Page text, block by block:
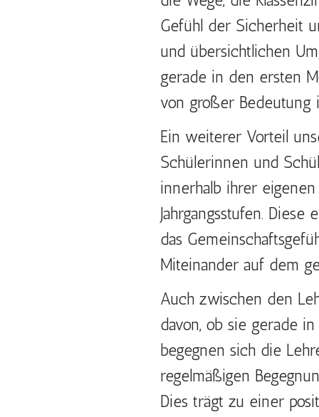
Gefühl der Sicherheit
und übersichtlichen
gerade in den ersten
von großer Bedeutung
Ein weiterer Vorteil
Schülerinnen und
innerhalb ihrer
Jahrgangsstufen.
das
Miteinander auf dem
Auch zwischen den
davon, ob sie gerade
begegnen sich die
regelmäßigen
Dies trägt zu einer